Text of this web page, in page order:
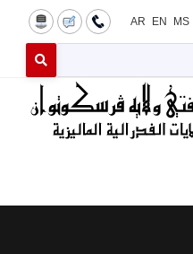
MS
EN
AR
for results.